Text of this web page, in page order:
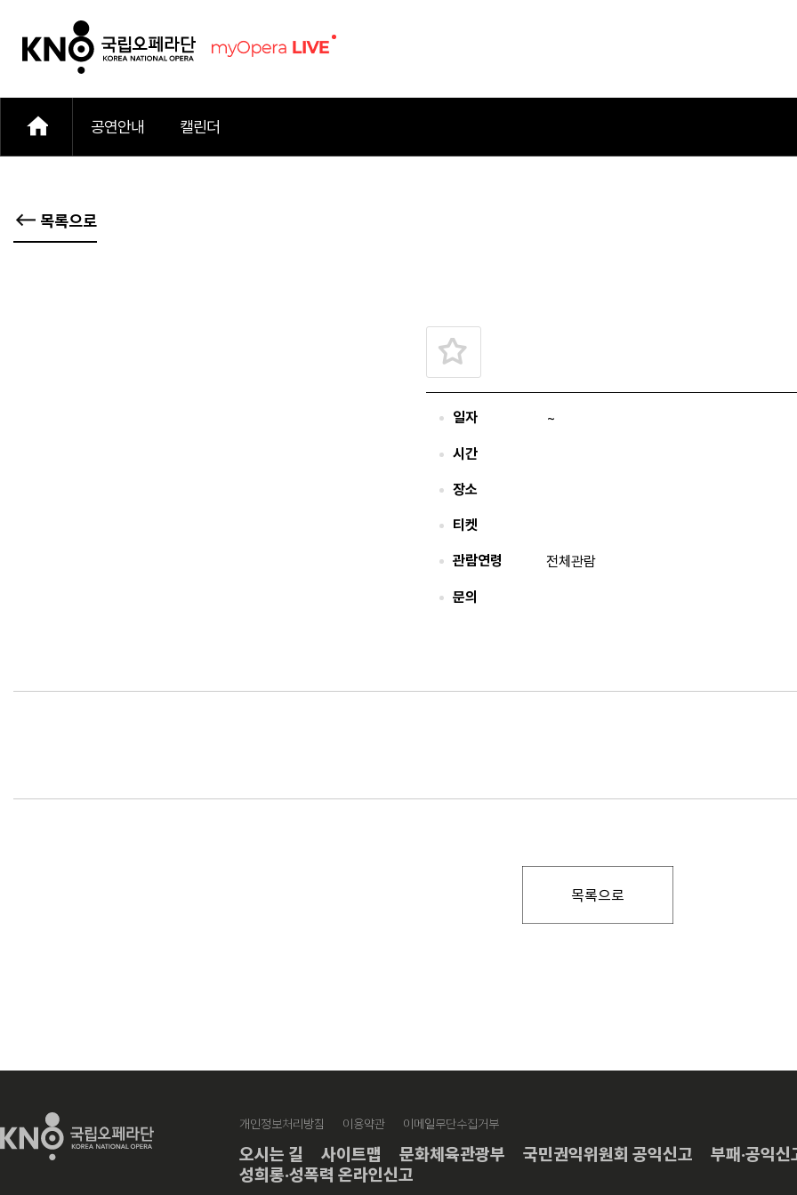
공연안내 캘린더
목록으로
일자 ~
시간
장소
티켓
관람연령 전체관람
문의
목록으로
개인정보처리방침 이용약관 이메일무단수집거부
오시는 길 사이트맵 문화체육관광부 국민권익위원회 공익신고
부패·공익신
성희롱·성폭력 온라인신고